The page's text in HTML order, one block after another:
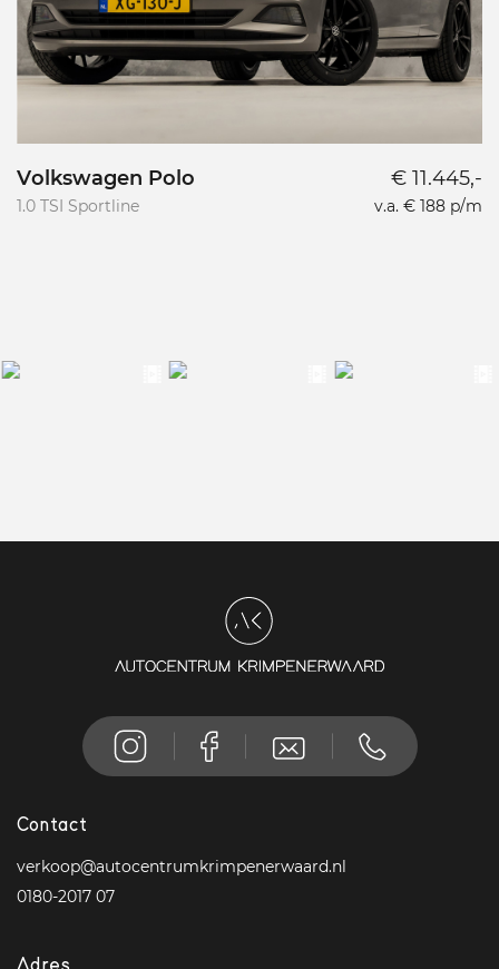
Volkswagen Polo
1.0 TSI Sportline
€ 11.445,-
v.a. € 188 p/m
Contact
verkoop@autocentrumkrimpenerwaard.nl
0180-2017 07